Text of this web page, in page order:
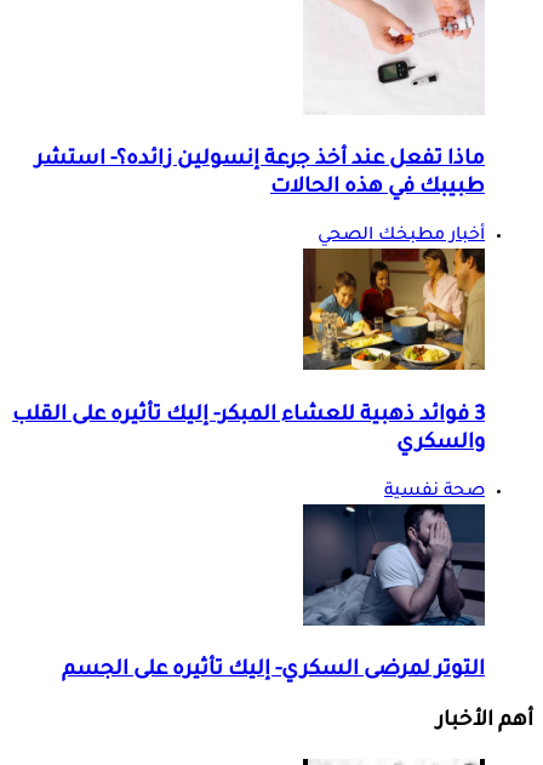
ماذا تفعل عند أخذ جرعة إنسولين زائده؟- استشر
طبيبك في هذه الحالات
أخبار مطبخك الصحي
3 فوائد ذهبية للعشاء المبكر- إليك تأثيره على القلب
والسكري
صحة نفسية
التوتر لمرضى السكري- إليك تأثيره على الجسم
أهم الأخبار